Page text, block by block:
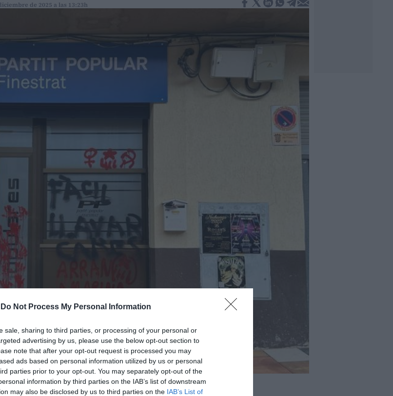
Do Not Process My Personal Information
sale, sharing to third parties, or processing of your personal or
advertising by us, please use the below opt-out section to
note that after your opt-out request is processed you may
ads based on personal information utilized by us or personal
parties prior to your opt-out. You may separately opt-out of the
information by third parties on the IAB’s list of downstream
may also be disclosed by us to third parties on the IAB’s List of
de 2025 a las 13:23h